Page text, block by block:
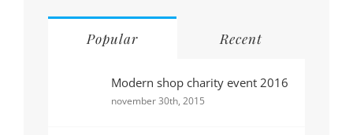
Popular Recent
Modern shop charity event 2016
november 30th, 2015